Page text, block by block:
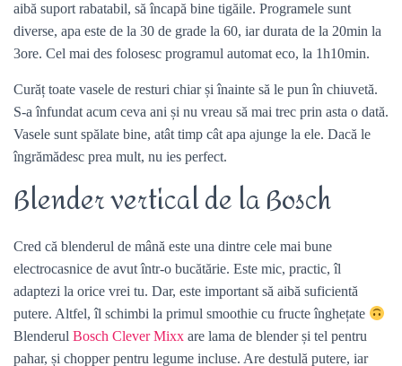
aibă suport rabatabil, să încapă bine tigăile. Programele sunt
diverse, apa este de la 30 de grade la 60, iar durata de la 20min la
3ore. Cel mai des folosesc programul automat eco, la 1h10min.
Curăț toate vasele de resturi chiar și înainte să le pun în chiuvetă.
S-a înfundat acum ceva ani și nu vreau să mai trec prin asta o dată.
Vasele sunt spălate bine, atât timp cât apa ajunge la ele. Dacă le
îngrămădesc prea mult, nu ies perfect.
Blender vertical de la Bosch
Cred că blenderul de mână este una dintre cele mai bune
electrocasnice de avut într-o bucătărie. Este mic, practic, îl
adaptezi la orice vrei tu. Dar, este important să aibă suficientă
putere. Altfel, îl schimbi la primul smoothie cu fructe înghețate
Blenderul Bosch Clever Mixx are lama de blender și tel pentru
pahar, și chopper pentru legume incluse. Are destulă putere, iar